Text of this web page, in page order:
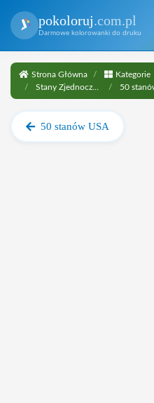
pokoloruj.com.pl
Darmowe kolorowanki do druku
Strona Główna Kategorie
Stany Zjednoczone
50
50 stanów USA